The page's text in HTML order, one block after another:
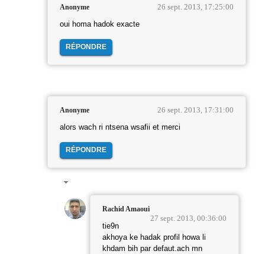
Anonyme 26 sept. 2013, 17:25:00
oui homa hadok exacte
RÉPONDRE
Anonyme 26 sept. 2013, 17:31:00
alors wach ri ntsena wsafii et merci
RÉPONDRE
Rachid Amaoui
27 sept. 2013, 00:36:00
tie9n
akhoya ke hadak profil howa li
khdam bih par defaut.ach mn